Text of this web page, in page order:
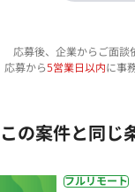
応募後、企業からご面談
応募から5営業日以内に事
この案件と同じ
フルリモート